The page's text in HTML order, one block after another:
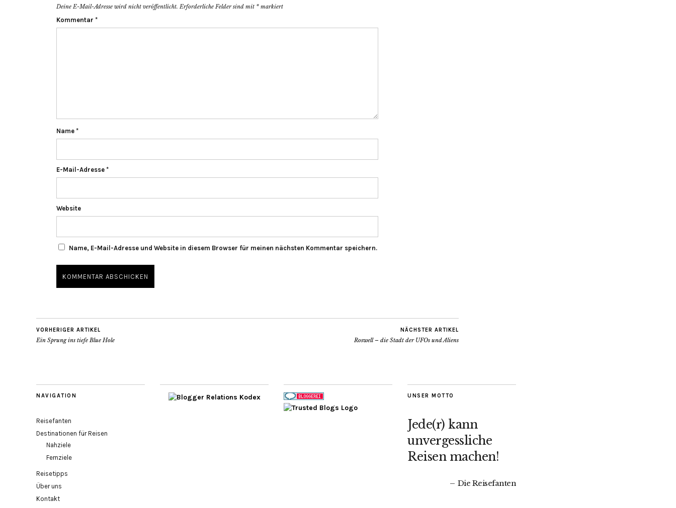
Deine E-Mail-Adresse wird nicht veröffentlicht. Erforderliche Felder sind mit * markiert
Kommentar *
Name *
E-Mail-Adresse *
Website
Name, E-Mail-Adresse und Website in diesem Browser für meinen nächsten Kommentar speichern.
VORHERIGER ARTIKEL
Ein Sprung ins tiefe Blue Hole
NÄCHSTER ARTIKEL
Roswell – die Stadt der UFOs und Aliens
NAVIGATION
Reisefanten
Destinationen für Reisen
Nahziele
Fernziele
Reisetipps
Über uns
Kontakt
UNSER MOTTO
Jede(r) kann
unvergessliche
Reisen machen!
Die Reisefanten